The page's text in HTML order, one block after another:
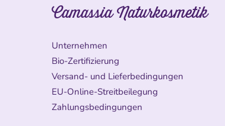
Camassia Naturkosmetik
Unternehmen
Bio-Zertifizierung
Versand- und Lieferbedingungen
EU-Online-Streitbeilegung
Zahlungsbedingungen